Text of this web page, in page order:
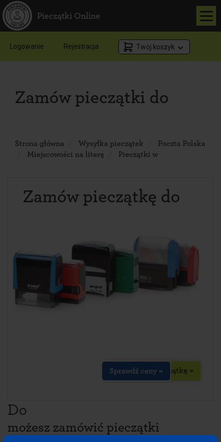
Pieczątki Online
Logowanie Rejestracja Twój koszyk
Zamów pieczątki do
Strona główna Wysyłka pieczątek
Poczta Polska
Miejscowości na literę
Pieczątki w
Zamów pieczątkę do
Zaprojektuj pieczątkę »
Sprawdź ceny »
Do
możesz zamówić pieczątki